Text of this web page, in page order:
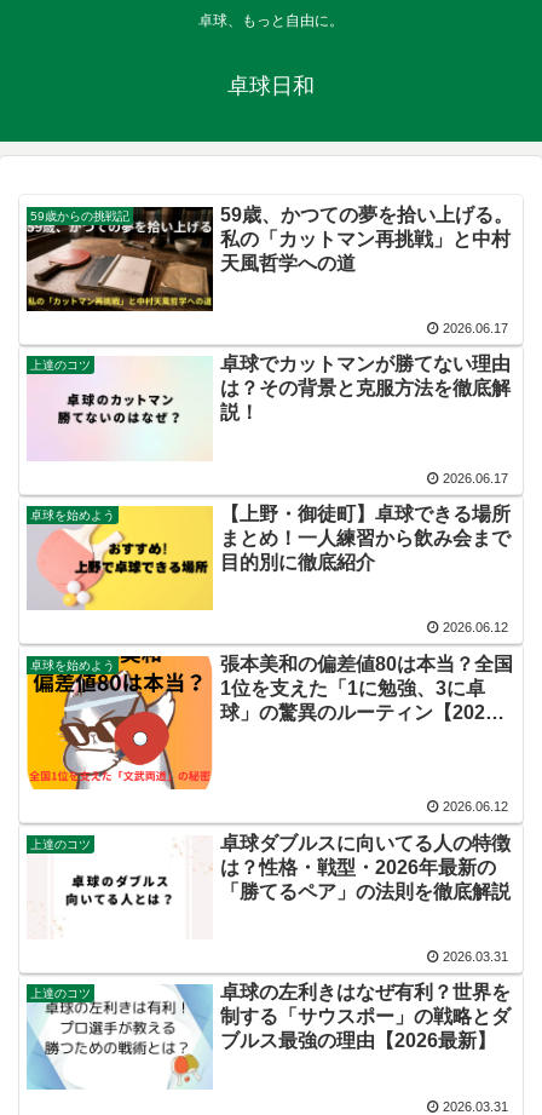
卓球、もっと自由に。
卓球日和
59歳からの挑戦記
59歳、かつての夢を拾い上げる。
私の「カットマン再挑戦」と中村
天風哲学への道
2026.06.17
上達のコツ
卓球でカットマンが勝てない理由
は？その背景と克服方法を徹底解
説！
2026.06.17
卓球を始めよう
【上野・御徒町】卓球できる場所
まとめ！一人練習から飲み会まで
目的別に徹底紹介
2026.06.12
卓球を始めよう
張本美和の偏差値80は本当？全国
1位を支えた「1に勉強、3に卓
球」の驚異のルーティン【2026
2026.06.12
上達のコツ
卓球ダブルスに向いてる人の特徴
は？性格・戦型・2026年最新の
「勝てるペア」の法則を徹底解説
2026.03.31
上達のコツ
卓球の左利きはなぜ有利？世界を
制する「サウスポー」の戦略とダ
ブルス最強の理由【2026最新】
2026.03.31